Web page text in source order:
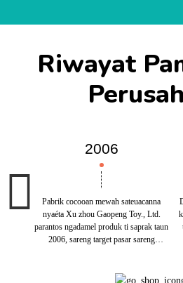
Riwayat
2006
Pabrik cocooan mewah sateuacanna
nyaéta Xu zhou Gaopeng Toy., Ltd.
parantos ngadamel produk ti saprak taun
2006, sareng target pasar sareng